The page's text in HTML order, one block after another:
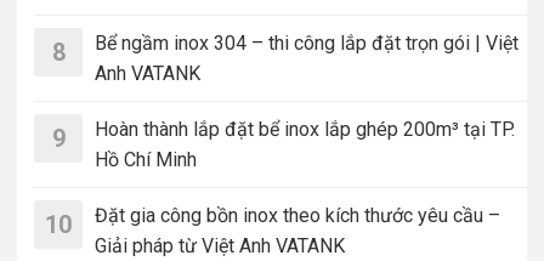
8
Bể ngầm inox 304 – thi công lắp đặt trọn gói | Việt
Anh VATANK
9
Hoàn thành lắp đặt bể inox lắp ghép 200m³ tại TP.
Hồ Chí Minh
10
Đặt gia công bồn inox theo kích thước yêu cầu –
Giải pháp từ Việt Anh VATANK